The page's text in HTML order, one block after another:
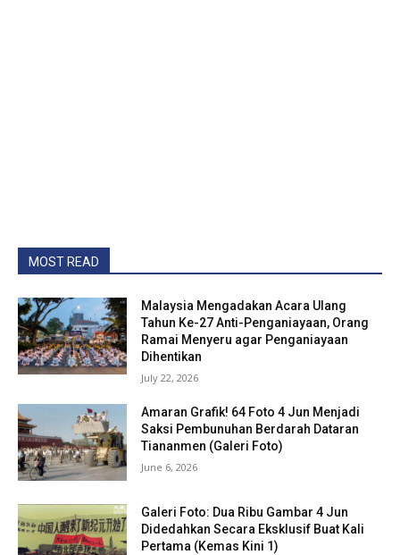
MOST READ
Malaysia Mengadakan Acara Ulang
Tahun Ke-27 Anti-Penganiayaan, Orang
Ramai Menyeru agar Penganiayaan
Dihentikan
July 22, 2026
Amaran Grafik! 64 Foto 4 Jun Menjadi
Saksi Pembunuhan Berdarah Dataran
Tiananmen (Galeri Foto)
June 6, 2026
Galeri Foto: Dua Ribu Gambar 4 Jun
Didedahkan Secara Eksklusif Buat Kali
Pertama (Kemas Kini 1)